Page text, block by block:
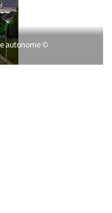
autonome ©